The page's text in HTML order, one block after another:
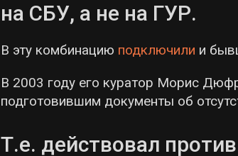
на СБУ, а не на ГУР.
В эту комбинацию подключили и
В 2003 году его куратор Морис
подготовившим документы об
Т.е. действовал